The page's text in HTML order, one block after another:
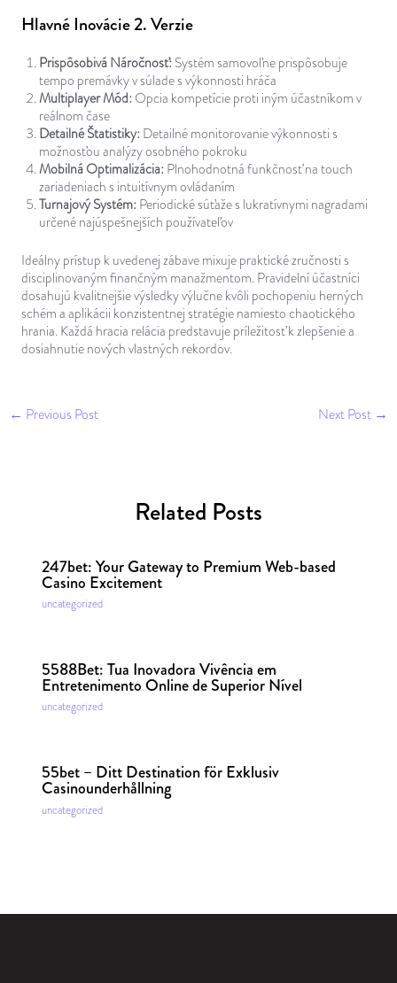
Hlavné Inovácie 2. Verzie
Prispôsobivá Náročnosť:Systém samovoľne prispôsobuje
tempo premávky v súlade s výkonnosti hráča
Multiplayer Mód:Opcia kompetície proti iným účastníkom v
reálnom čase
Detailné Štatistiky:Detailné monitorovanie výkonnosti s
možnosťou analýzy osobného pokroku
Mobilná Optimalizácia:Plnohodnotná funkčnosť na touch
zariadeniach s intuitívnym ovládaním
Turnajový Systém:Periodické súťaže s lukratívnymi nagradami
určené najúspešnejších používateľov
Ideálny prístup k uvedenej zábave mixuje praktické zručnosti s
disciplinovaným finančným manažmentom. Pravidelní účastníci
dosahujú kvalitnejšie výsledky výlučne kvôli pochopeniu herných
schém a aplikácii konzistentnej stratégie namiesto chaotického
hrania. Každá hracia relácia predstavuje príležitosť k zlepšenie a
dosiahnutie nových vlastných rekordov.
← Previous Post Next Post →
Related Posts
247bet: Your Gateway to Premium Web-based
Casino Excitement
uncategorized
5588Bet: Tua Inovadora Vivência em
Entretenimento Online de Superior Nível
uncategorized
55bet – Ditt Destination för Exklusiv
Casinounderhållning
uncategorized